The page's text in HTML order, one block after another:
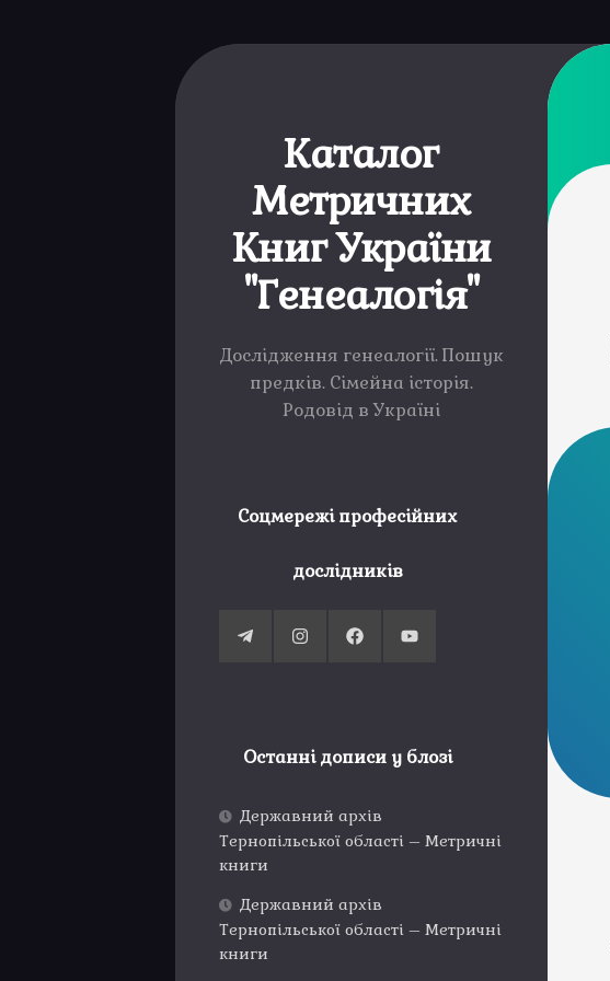
Каталог
Метричних
Книг України
"Генеалогія"
Дослідження генеалогії. Пошук
предків. Сімейна історія.
Родовід в Україні
Соцмережі професійних
дослідників
Останні дописи у блозі
Державний архів
Тернопільської області – Метричні
книги
Державний архів
Тернопільської області – Метричні
книги